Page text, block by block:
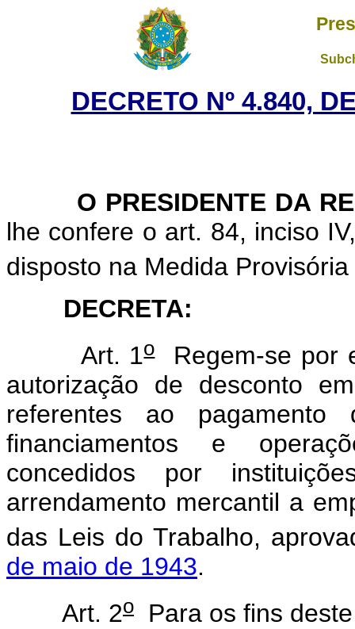
DECRETO Nº 4.840,
O PRESIDENTE DA
lhe confere o art. 84, inciso
disposto na Medida Provisória
DECRETA:
Art. 1oRegem-se por
autorização de desconto
referentes ao pagamento
financiamentos e
concedidos por
arrendamento mercantil a
das Leis do Trabalho,
de maio de 1943.
Art. 2o Para os fins